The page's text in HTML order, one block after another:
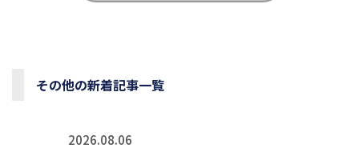
その他の新着記事一覧
2026.08.06